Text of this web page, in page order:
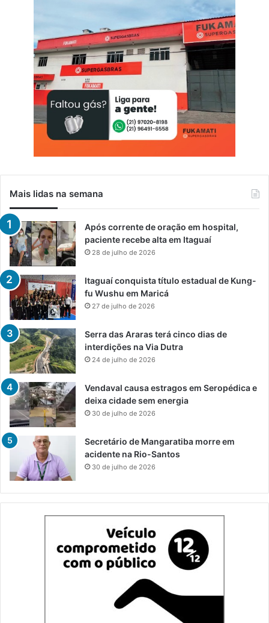
Mais lidas na semana
Após corrente de oração em hospital,
paciente recebe alta em Itaguaí
28 de julho de 2026
Itaguaí conquista título estadual de Kung-
fu Wushu em Maricá
27 de julho de 2026
Serra das Araras terá cinco dias de
interdições na Via Dutra
24 de julho de 2026
Vendaval causa estragos em Seropédica e
deixa cidade sem energia
30 de julho de 2026
Secretário de Mangaratiba morre em
acidente na Rio-Santos
30 de julho de 2026